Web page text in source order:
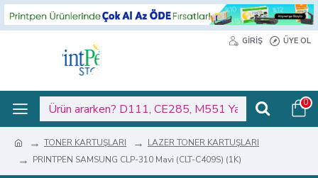
GIRIŞ ÜYE OL
0
TONER KARTUŞLARI
LAZER TONER KARTUŞLARI
PRINTPEN SAMSUNG CLP-310 Mavi (CLT-C409S) (1K)